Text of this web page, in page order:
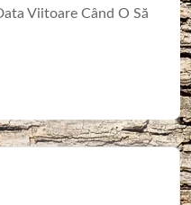
Viitoare Când O Să